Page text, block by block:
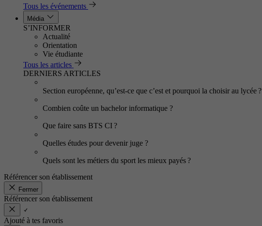
Tous les événements
Média
S’INFORMER
Actualité
Orientation
Vie étudiante
Tous les articles
DERNIERS ARTICLES
Section européenne, qu’est-ce que c’est et pourquoi la choisir au lycée ?
Combien coûte un bachelor informatique ?
Que faire sans BTS CI ?
Quelles études pour devenir juge ?
Quels sont les métiers du sport les mieux payés ?
Référencer son établissement
Fermer
Référencer son établissement
Ajouté à tes favoris